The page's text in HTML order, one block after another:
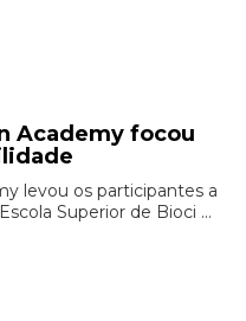
Academy focou
levou os participantes a
Superior de Bioci ...